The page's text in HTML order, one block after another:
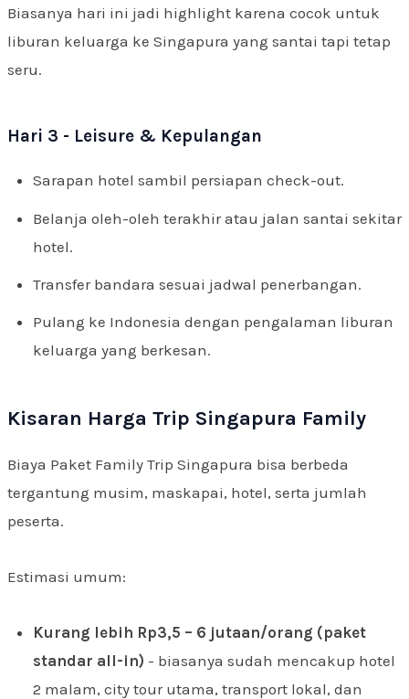
Biasanya hari ini jadi highlight karena cocok untuk
liburan keluarga ke Singapura yang santai tapi tetap
seru.
Hari 3 - Leisure & Kepulangan
Sarapan hotel sambil persiapan check-out.
Belanja oleh-oleh terakhir atau jalan santai sekitar
hotel.
Transfer bandara sesuai jadwal penerbangan.
Pulang ke Indonesia dengan pengalaman liburan
keluarga yang berkesan.
Kisaran Harga Trip Singapura Family
Biaya Paket Family Trip Singapura bisa berbeda
tergantung musim, maskapai, hotel, serta jumlah
peserta.
Estimasi umum:
Kurang lebih Rp3,5 – 6 jutaan/orang (paket
standar all-in) - biasanya sudah mencakup hotel
2 malam, city tour utama, transport lokal, dan